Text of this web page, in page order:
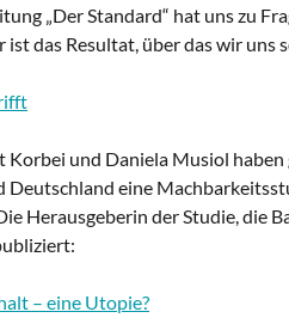
„Der Standard“ hat uns zu
das Resultat, über das wir uns
Korbei und Daniela Musiol
Deutschland eine
Herausgeberin der Studie, die
– eine Utopie?